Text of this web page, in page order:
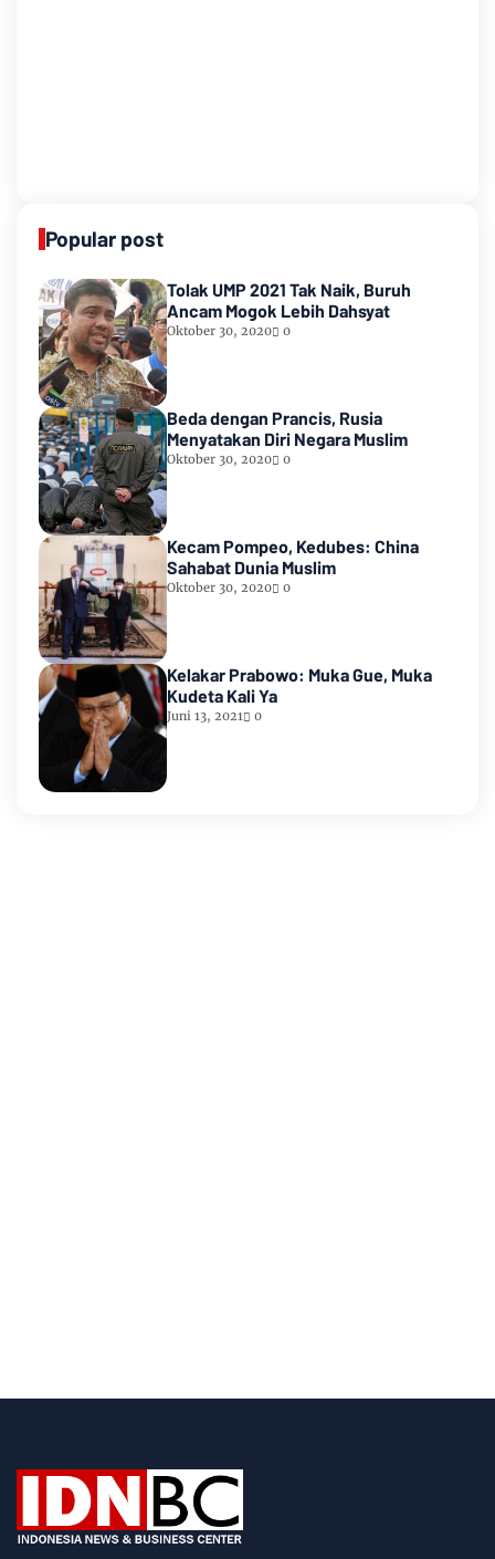
Popular post
Tolak UMP 2021 Tak Naik, Buruh
Ancam Mogok Lebih Dahsyat
Oktober 30, 2020 0
Beda dengan Prancis, Rusia
Menyatakan Diri Negara Muslim
Oktober 30, 2020 0
Kecam Pompeo, Kedubes: China
Sahabat Dunia Muslim
Oktober 30, 2020 0
Kelakar Prabowo: Muka Gue, Muka
Kudeta Kali Ya
Juni 13, 2021 0